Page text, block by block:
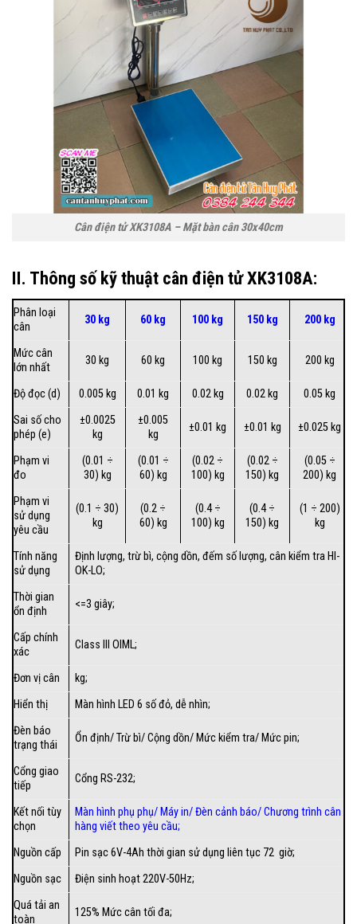
Cân điện tử XK3108A – Mặt bàn cân 30x40cm
II. Thông số kỹ thuật cân điện tử XK3108A:
Phân loại
cân
30 kg 60 kg 100 kg 150 kg 200 kg
Mức cân
lớn nhất
30 kg 60 kg 100 kg 150 kg 200 kg
Độ đọc (d) 0.005 kg 0.01 kg 0.02 kg 0.02 kg
0.05 kg
Sai số cho
phép (e)
±0.0025
kg
±0.005
kg
±0.01 kg ±0.01 kg ±0.025 kg
Phạm vi
đo
(0.01 ÷
30) kg
(0.01 ÷
60) kg
(0.02 ÷
100) kg
(0.02 ÷
150) kg
(0.05 ÷
200) kg
Phạm vi
sử dụng
yêu cầu
(0.1 ÷ 30)
kg
(0.2 ÷
60) kg
(0.4 ÷
100) kg
(0.4 ÷
150) kg
(1 ÷ 200)
kg
Tính năng
sử dụng
Định lượng, trừ bì, cộng dồn, đếm số lượng, cân kiểm tra HI-
OK-LO;
Thời gian
ổn định
<=3 giây;
Cấp chính
xác
Class III OIML;
Đơn vị cân
kg;
Hiển thị
Màn hình LED 6 số đỏ, dễ nhìn;
Đèn báo
trạng thái
Ổn định/ Trừ bì/ Cộng dồn/ Mức kiểm tra/ Mức pin;
Cổng giao
tiếp
Cổng RS-232;
Kết nối tùy
chọn
Màn hình phụ phụ/ Máy in/Đèn cảnh báo/Chương trình cân
hàng viết theo yêu cầu;
Nguồn cấp
Pin sạc 6V-4Ah thời gian sử dụng liên tục 72 giờ;
Nguồn sạc
Điện sinh hoạt 220V-50Hz;
Quá tải an
toàn
125% Mức cân tối đa;